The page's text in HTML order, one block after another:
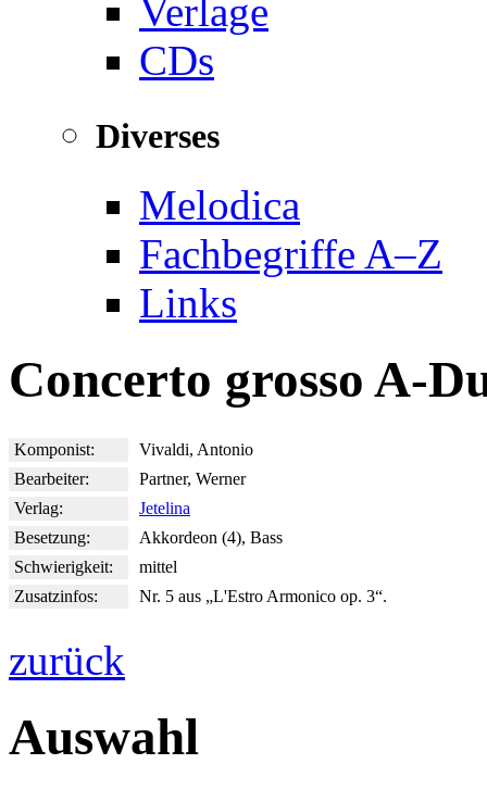
Verlage
CDs
Diverses
Melodica
Fachbegriffe A–Z
Links
Concerto grosso A-
Komponist:
Vivaldi, Antonio
Bearbeiter:
Partner, Werner
Verlag:
Jetelina
Besetzung:
Akkordeon (4), Bass
Schwierigkeit:
mittel
Zusatzinfos:
Nr. 5 aus „L'Estro Armonico op. 3“.
zurück
Auswahl